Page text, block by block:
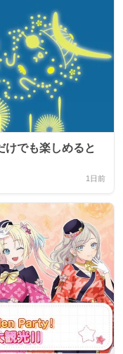
けでも楽しめると
1日前